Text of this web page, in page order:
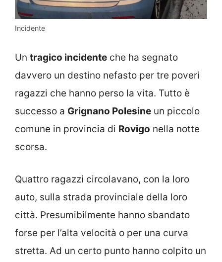
Incidente
Un tragico incidente che ha segnato
davvero un destino nefasto per tre poveri
ragazzi che hanno perso la vita. Tutto è
successo a Grignano Polesine un piccolo
comune in provincia di Rovigo nella notte
scorsa.
Quattro ragazzi circolavano, con la loro
auto, sulla strada provinciale della loro
città. Presumibilmente hanno sbandato
forse per l’alta velocità o per una curva
stretta. Ad un certo punto hanno colpito un